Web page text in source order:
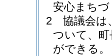
安心まち
2
協議会は
ついて、
ができる。